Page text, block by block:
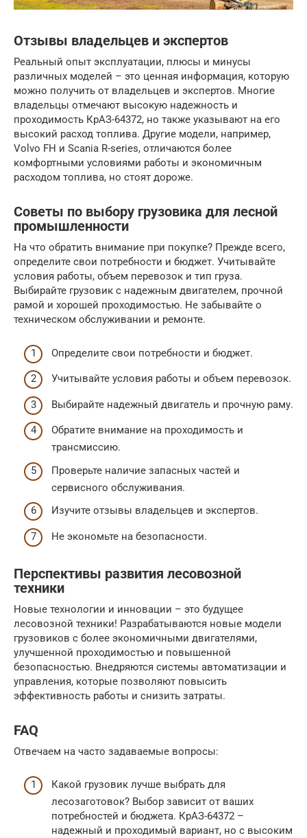
Отзывы владельцев и экспертов
Реальный опыт эксплуатации, плюсы и минусы
различных моделей – это ценная информация, которую
можно получить от владельцев и экспертов. Многие
владельцы отмечают высокую надежность и
проходимость КрАЗ-64372, но также указывают на его
высокий расход топлива. Другие модели, например,
Volvo FH и Scania R-series, отличаются более
комфортными условиями работы и экономичным
расходом топлива, но стоят дороже.
Советы по выбору грузовика для лесной
промышленности
На что обратить внимание при покупке? Прежде всего,
определите свои потребности и бюджет. Учитывайте
условия работы, объем перевозок и тип груза.
Выбирайте грузовик с надежным двигателем, прочной
рамой и хорошей проходимостью. Не забывайте о
техническом обслуживании и ремонте.
Определите свои потребности и бюджет.
Учитывайте условия работы и объем перевозок.
Выбирайте надежный двигатель и прочную раму.
Обратите внимание на проходимость и
трансмиссию.
Проверьте наличие запасных частей и
сервисного обслуживания.
Изучите отзывы владельцев и экспертов.
Не экономьте на безопасности.
Перспективы развития лесовозной
техники
Новые технологии и инновации – это будущее
лесовозной техники! Разрабатываются новые модели
грузовиков с более экономичными двигателями,
улучшенной проходимостью и повышенной
безопасностью. Внедряются системы автоматизации и
управления, которые позволяют повысить
эффективность работы и снизить затраты.
FAQ
Отвечаем на часто задаваемые вопросы:
Какой грузовик лучше выбрать для
лесозаготовок? Выбор зависит от ваших
потребностей и бюджета. КрАЗ-64372 –
надежный и проходимый вариант, но с высоким